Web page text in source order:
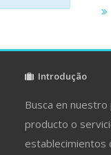
Introdução
Busca en
producto o
establecimientos